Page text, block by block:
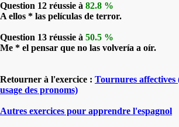
Question 12 réussie à 82.8 %
A ellos * las películas de terror.
Question 13 réussie à 50.5 %
Me * el pensar que no las volvería a oír.
Retourner à l'exercice : Tournures affectives
usage des pronoms)
Autres exercices pour apprendre l'espagnol